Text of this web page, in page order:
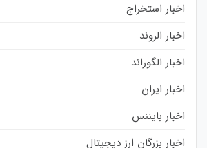
اخبار استخراج
اخبار الروند
اخبار الگوراند
اخبار ایران
اخبار بایننس
اخبار بزرگان ارز دیجیتال